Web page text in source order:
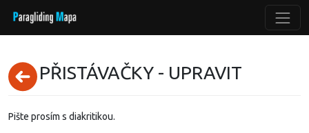
PŘISTÁVAČKY - UPRAVIT
Pište prosím s diakritikou.